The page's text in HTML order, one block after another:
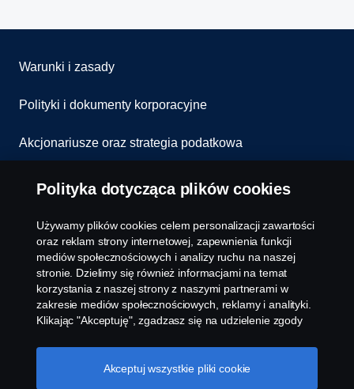
Warunki i zasady
Polityki i dokumenty korporacyjne
Akcjonariusze oraz strategia podatkowa
Informowanie o nieprawidłowościach
Kontakt
Komunikaty
Ustawienie plików cookies
Polityka dotycząca plików cookies
Używamy plików cookies celem personalizacji zawartości
oraz reklam strony internetowej, zapewnienia funkcji
mediów społecznościowych i analizy ruchu na naszej
stronie. Dzielimy się również informacjami na temat
korzystania z naszej strony z naszymi partnerami w
zakresie mediów społecznościowych, reklamy i analityki.
Klikając "Akceptuję", zgadzasz się na udzielenie zgody
się informacjami. Możesz również zarządzać swoimi
plikami cookies, klikając na "Ustawienia plików cookies" i
Akceptuj wszystkie pliki cookie